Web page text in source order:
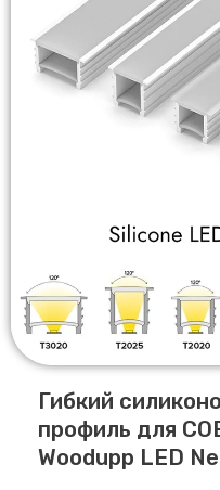
Гибкий
профиль для
Woodupp LED